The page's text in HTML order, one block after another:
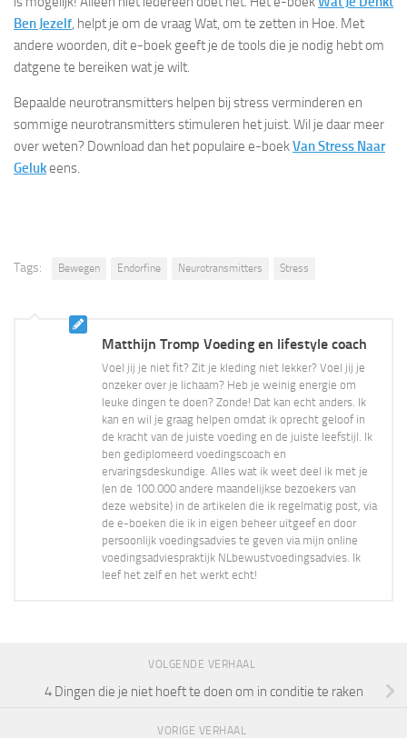
Ben Jezelf, helpt je om de vraag Wat, om te zetten in Hoe. Met
andere woorden, dit e-boek geeft je de tools die je nodig hebt om
datgene te bereiken wat je wilt.
Bepaalde neurotransmitters helpen bij stress verminderen en
sommige neurotransmitters stimuleren het juist. Wil je daar meer
over weten? Download dan het populaire e-boekVan Stress Naar
Gelukeens.
Tags: Bewegen Endorfine Neurotransmitters Stress
Matthijn Tromp Voeding en lifestyle coach
Voel jij je niet fit? Zit je kleding niet lekker? Voel jij je
onzeker over je lichaam? Heb je weinig energie om
leuke dingen te doen? Zonde! Dat kan echt anders. Ik
kan en wil je graag helpen omdat ik oprecht geloof in
de kracht van de juiste voeding en de juiste leefstijl. Ik
ben gediplomeerd voedingscoach en
ervaringsdeskundige. Alles wat ik weet deel ik met je
(en de 100.000 andere maandelijkse bezoekers van
deze website) in de artikelen die ik regelmatig post, via
de e-boeken die ik in eigen beheer uitgeef en door
persoonlijk voedingsadvies te geven via mijn online
voedingsadviespraktijk NLbewustvoedingsadvies. Ik
leef het zelf en het werkt echt!
VOLGENDE VERHAAL
4 Dingen die je niet hoeft te doen om in conditie te raken
VORIGE VERHAAL